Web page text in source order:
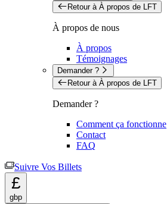
Retour à À propos de LFT
À propos de nous
À propos
Témoignages
Demander ?
Retour à À propos de LFT
Demander ?
Comment ça fonctionne
Contact
FAQ
Suivre Vos Billets
£
gbp